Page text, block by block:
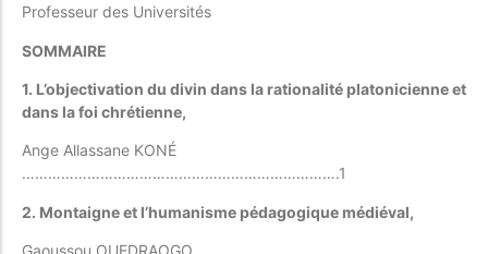
Professeur des Universités
SOMMAIRE
1. L’objectivation du divin dans la rationalité platonicienne et
dans la foi chrétienne,
Ange Allassane KONÉ
……………………………………………………………….1
2. Montaigne et l’humanisme pédagogique médiéval,
Gaoussou OUEDRAOGO ……………………………..